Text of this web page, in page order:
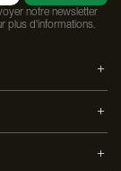
notre newsletter
plus d'informations.